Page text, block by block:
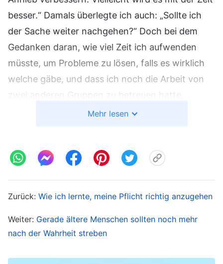
besser.“ Damals überlegte ich auch: „Sollte ich
der Sache weiter nachgehen?“ Doch bei dem
Gedanken daran, wie viel Zeit ich aufwenden
müsste, um Probleme zu lösen, falls es wirklich
welche gäbe, und dass ich noch die Arbeit von
zwei anderen Gruppen zu betreuen hatte,
dachte ich, wenn ich mich in all das einmischen
besser, Li Zhi die Sache untersuchen und lösen
neu versetzte Schwester, gegen Li Zhis
war. Sie hatte das Gefühl, dass ständige
Nachfragen zum Arbeitsfortschritt ihre Zeit
Mehr lesen
Zurück: Wie ich lernte, meine Pflicht richtig anzugehen
Weiter: Gerade ältere Menschen sollten noch mehr
nach der Wahrheit streben